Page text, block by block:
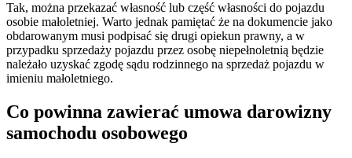
Tak, można przekazać własność lub część własności do pojazdu
osobie małoletniej. Warto jednak pamiętać że na dokumencie jako
obdarowanym musi podpisać się drugi opiekun prawny, a w
przypadku sprzedaży pojazdu przez osobę niepełnoletnią będzie
należało uzyskać zgodę sądu rodzinnego na sprzedaż pojazdu w
imieniu małoletniego.
Co powinna zawierać umowa darowizny
samochodu osobowego